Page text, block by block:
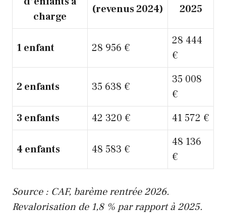
charge
(revenus 2024)
2025
1 enfant 28 956 €
28 444
€
2 enfants 35 638 €
35 008
€
3 enfants
42 320 € 41 572 €
4 enfants 48 583 €
48 136
€
Source : CAF, barème rentrée 2026.
Revalorisation de 1,8 % par rapport à 2025.